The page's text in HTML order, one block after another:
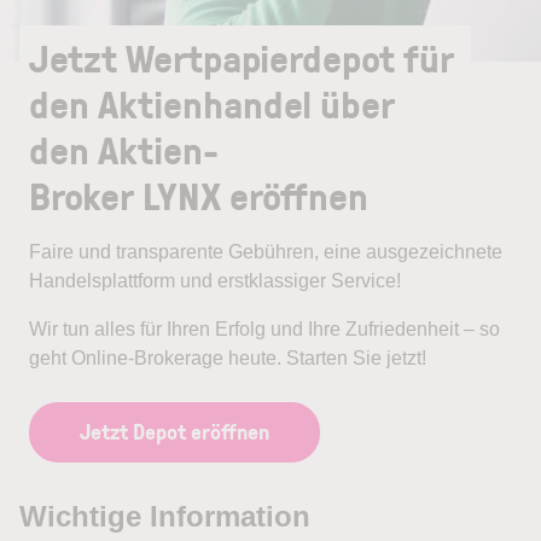
Jetzt Wertpapierdepot für
den Aktienhandel über
den Aktien-
Broker LYNX eröffnen
Faire und transparente Gebühren, eine ausgezeichnete
Handelsplattform und erstklassiger Service!
Wir tun alles für Ihren Erfolg und Ihre Zufriedenheit – so
geht Online-Brokerage heute. Starten Sie jetzt!
Jetzt Depot eröffnen